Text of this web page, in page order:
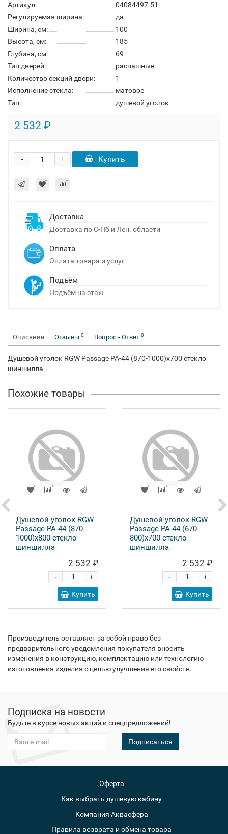
Артикул:
04084497-51
Регулируемая ширина:
да
Ширина, см:
100
Высота, см:
185
Глубина, см:
69
Тип дверей:
распашные
Количество секций двери:
1
Исполнение стекла:
матовое
Тип:
душевой уголок
2 532 ₽
+
- Купить
Доставка
Доставка по С-Пб и Лен. области
Оплата
Оплата товара и услуг
Подъём
Подъём на этаж
Описание Отзывы 0 Вопрос - Ответ 0
Душевой уголок RGW Passage PA-44 (870-1000)х700 стекло
шиншилла
Похожие товары
Душевой уголок RGW
Passage PA-44 (870-
1000)x800 стекло
шиншилла
2 532 ₽
+
-
Купить
Душевой уголок RGW
Passage PA-44 (670-
800)х700 стекло
шиншилла
2 532 ₽
+
-
Купить
Производитель оставляет за собой право без
предварительного уведомления покупателя вносить
изменения в конструкцию, комплектацию или технологию
изготовления изделия с целью улучшения его свойств.
Подписка на новости
Будьте в курсе новых акций и спецпредложений!
Подписаться
Оферта
Как выбрать душевую кабину
Компания Аквасфера
Правила возврата и обмена товара